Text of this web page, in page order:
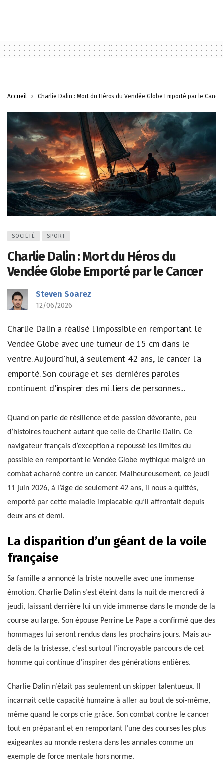
Accueil Charlie Dalin : Mort du Héros du Vendée Globe Emporté par le Cancer
SOCIÉTÉ SPORT
Charlie Dalin : Mort du Héros du
Vendée Globe Emporté par le Cancer
Steven Soarez
12/06/2026
Charlie Dalin a réalisé l'impossible en remportant le
Vendée Globe avec une tumeur de 15 cm dans le
ventre. Aujourd'hui, à seulement 42 ans, le cancer l'a
emporté. Son courage et ses dernières paroles
continuent d'inspirer des milliers de personnes...
Quand on parle de résilience et de passion dévorante, peu
d’histoires touchent autant que celle de Charlie Dalin. Ce
navigateur français d’exception a repoussé les limites du
possible en remportant le Vendée Globe mythique malgré un
combat acharné contre un cancer. Malheureusement, ce jeudi
11 juin 2026, à l’âge de seulement 42 ans, il nous a quittés,
emporté par cette maladie implacable qu’il affrontait depuis
deux ans et demi.
La disparition d’un géant de la voile
française
Sa famille a annoncé la triste nouvelle avec une immense
émotion. Charlie Dalin s’est éteint dans la nuit de mercredi à
jeudi, laissant derrière lui un vide immense dans le monde de la
course au large. Son épouse Perrine Le Pape a confirmé que des
hommages lui seront rendus dans les prochains jours. Mais au-
delà de la tristesse, c’est surtout l’incroyable parcours de cet
homme qui continue d’inspirer des générations entières.
Charlie Dalin n’était pas seulement un skipper talentueux. Il
incarnait cette capacité humaine à aller au bout de soi-même,
même quand le corps crie grâce. Son combat contre le cancer
tout en préparant et en remportant l’une des courses les plus
exigeantes au monde restera dans les annales comme un
exemple de force mentale hors norme.